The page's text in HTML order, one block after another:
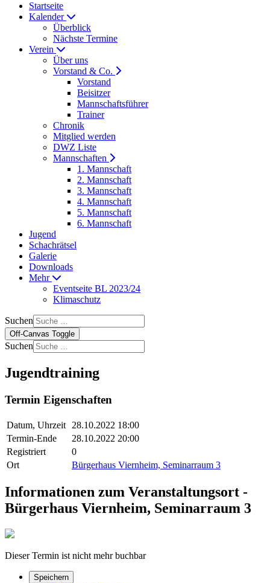
Startseite
Kalender
Überblick
Nächste Termine
Verein
Über uns
Vorstand & Co.
Vorstand
Beisitzer
Mannschaftsführer
Trainer
Chronik
Mitglied werden
DWZ Liste
Mannschaften
1. Mannschaft
2. Mannschaft
3. Mannschaft
4. Mannschaft
5. Mannschaft
6. Mannschaft
Jugend
Schachrätsel
Galerie
Downloads
Mehr
Eventseite BL 2023/24
Klimaschutz
Suchen
Off-Canvas Toggle
Suchen
Jugendtraining
Termin Eigenschaften
Datum, Uhrzeit
28.10.2022 18:00
Termin-Ende
28.10.2022 20:00
Registriert
0
Ort
Bürgerhaus Viernheim, Seminarraum 3
Informationen zum Veranstaltungsort -
Bürgerhaus Viernheim, Seminarraum 3
Dieser Termin ist nicht mehr buchbar
Speichern